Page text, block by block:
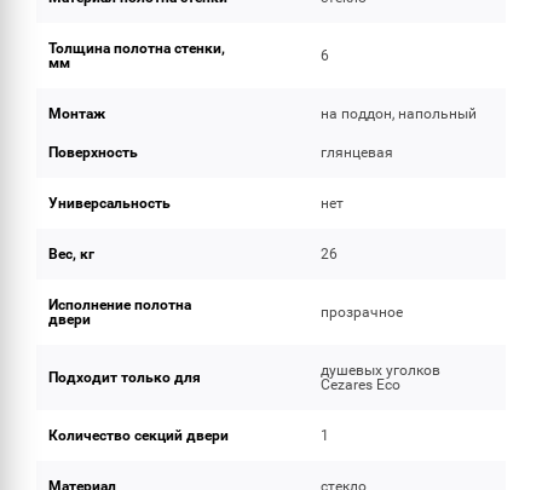
Толщина полотна стенки,
мм
6
Монтаж на поддон, напольный
Поверхность глянцевая
Универсальность нет
Вес, кг 26
Исполнение полотна
двери
прозрачное
Подходит только для
душевых уголков
Cezares Eco
Количество секций двери 1
Материал стекло